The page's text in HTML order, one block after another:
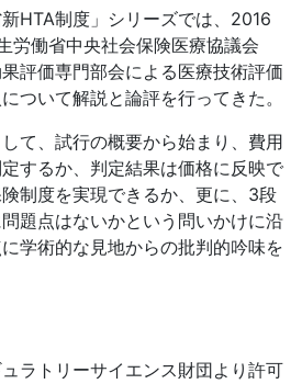
HTA制度」シリーズでは、2016
労働省中央社会保険医療協議会
果評価専門部会による医療技術評価
ついて解説と論評を行ってきた。
て、試行の概要から始まり、費用
するか、判定結果は価格に反映で
制度を実現できるか、更に、3段
題点はないかという問いかけに沿
学術的な見地からの批判的吟味を
ラトリーサイエンス財団より許可